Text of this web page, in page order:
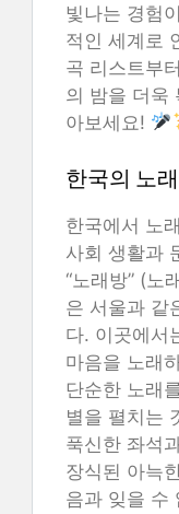
빛나는 경험
적인 세계로
곡 리스트부
의 밤을 더욱
아보세요!
한국의 노
한국에서 노
사회 생활과
“노래방” (노
은 서울과 같
다. 이곳에서
마음을 노래
단순한 노래
별을 펼치는
푹신한 좌석
장식된 아늑
음과 잊을 수